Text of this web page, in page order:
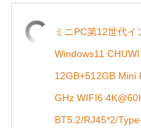
ミニPC第12世代
Windows11
12GB+512GB Mini
GHz WIFI6
BT5.2/RJ45*2/